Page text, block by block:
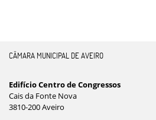
CÂMARA MUNICIPAL DE AVEIRO
Edifício Centro de Congressos
Cais da Fonte Nova
3810-200 Aveiro